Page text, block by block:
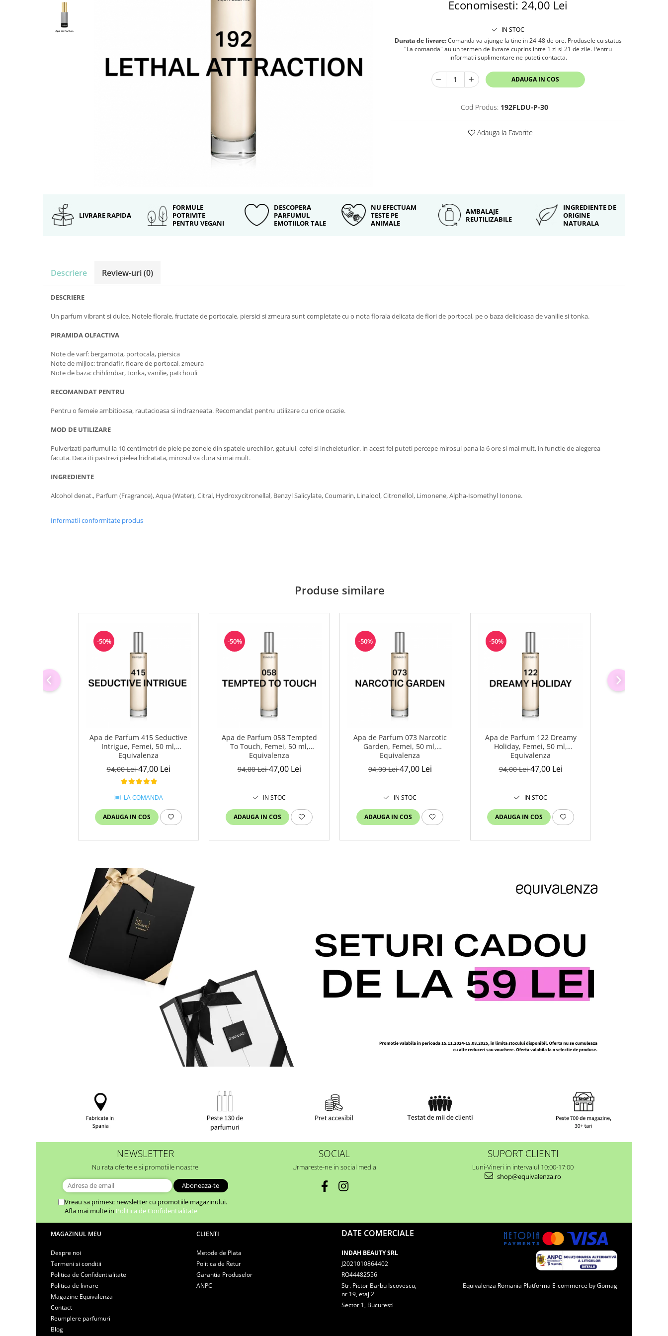
Economisesti: 24,00 Lei
IN STOC
Durata de livrare:Comanda va ajunge la tine in 24-48 de ore. Produsele cu status
"La comanda" au un termen de livrare cuprins intre 1 zi si 21 de zile. Pentru
informatii suplimentare ne puteti contacta.
ADAUGA IN COS
Cod Produs: 192FLDU-P-30
Adauga la Favorite
LIVRARE RAPIDA
FORMULE
POTRIVITE
PENTRU VEGANI
DESCOPERA
PARFUMUL
EMOTIILOR TALE
NU EFECTUAM
TESTE PE
ANIMALE
AMBALAJE
REUTILIZABILE
INGREDIENTE DE
ORIGINE
NATURALA
Descriere Review-uri(0)
DESCRIERE
Un parfum vibrant si dulce. Notele florale, fructate de portocale, piersici si zmeura sunt completate cu o nota florala delicata de flori de portocal, pe o baza delicioasa de vanilie si tonka.
PIRAMIDA OLFACTIVA
Note de varf: bergamota, portocala, piersica
Note de mijloc: trandafir, floare de portocal, zmeura
Note de baza: chihlimbar, tonka, vanilie, patchouli
RECOMANDAT PENTRU
Pentru o femeie ambitioasa, rautacioasa si indrazneata. Recomandat pentru utilizare cu orice ocazie.
MOD DE UTILIZARE
Pulverizati parfumul la 10 centimetri de piele pe zonele din spatele urechilor, gatului, cefei si incheieturilor. in acest fel puteti percepe mirosul pana la 6 ore si mai mult, in functie de alegerea
facuta. Daca iti pastrezi pielea hidratata, mirosul va dura si mai mult.
INGREDIENTE
Alcohol denat., Parfum (Fragrance), Aqua (Water), Citral, Hydroxycitronellal, Benzyl Salicylate, Coumarin, Linalool, Citronellol, Limonene, Alpha-Isomethyl Ionone.
Informatii conformitate produs
Produse similare
-50%
Apa de Parfum 415 Seductive
Intrigue, Femei, 50 ml,
Equivalenza
94,00 Lei47,00 Lei
LA COMANDA
ADAUGA IN COS
-50%
Apa de Parfum 058 Tempted
To Touch, Femei, 50 ml,
Equivalenza
94,00 Lei47,00 Lei
IN STOC
ADAUGA IN COS
-50%
Apa de Parfum 073 Narcotic
Garden, Femei, 50 ml,
Equivalenza
94,00 Lei47,00 Lei
IN STOC
ADAUGA IN COS
-50%
Apa de Parfum 122 Dreamy
Holiday, Femei, 50 ml,
Equivalenza
94,00 Lei47,00 Lei
IN STOC
ADAUGA IN COS
-50%
NEWSLETTER
Nu rata ofertele si promotiile noastre
Vreau sa primesc newsletter cu promotiile magazinului.
Afla mai multe in Politica de Confidentialitate
SOCIAL
Urmareste-ne in social media
SUPORT CLIENTI
Luni-Vineri in intervalul 10:00-17:00
shop@equivalenza.ro
MAGAZINUL MEU
Despre noi
Termeni si conditii
Politica de Confidentialitate
Politica de livrare
Magazine Equivalenza
Contact
Reumplere parfumuri
Blog
CLIENTI
Metode de Plata
Politica de Retur
Garantia Produselor
ANPC
DATE COMERCIALE
INDAH BEAUTY SRL
J2021010864402
RO44482556
Str. Pictor Barbu Iscovescu,
nr 19, etaj 2
Sector 1, Bucuresti
Equivalenza Romania Platforma E-commerce by Gomag